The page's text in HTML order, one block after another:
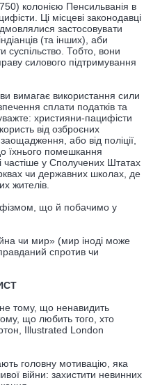
колонією Пенсильванія в
Ці місцеві законодавці
застосовувати
(та інших), аби
суспільство. Тобто, вони
силового підтримування
вимагає використання сили
сплати податків та
християни-пацифісти
від озброєних
або від поліції,
їхнього помешкання
частіше у Сполучених Штатах
чи державних школах, де
жителів.
що й побачимо у
чи мир» (мир іноді може
спротив чи
тому, що ненавидить
що любить того, хто
Illustrated London
головну мотивацію, яка
війни: захистити невинних